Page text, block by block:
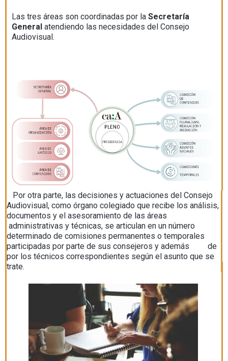
Las tres áreas son coordinadas por la Secretaría
General atendiendo las necesidades del Consejo
Audiovisual.
Por otra parte, las decisiones y actuaciones del Consejo
Audiovisual, como órgano colegiado que recibe los análisis,
documentos y el asesoramiento de las áreas
administrativas y técnicas, se articulan en un número
determinado de comisiones permanentes o temporales
participadas por parte de sus consejeros y además de
por los técnicos correspondientes según el asunto que se
trate.